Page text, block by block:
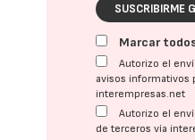
SUSCRIBIRME
Marcar
Autorizo el
avisos informativos
interempresas.net
Autorizo el
de terceros vía